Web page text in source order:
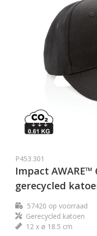
P453.301
Impact AWARE™
gerecycled
57420 op voorraad
Gerecycled katoen
12 x ø 18.5 cm